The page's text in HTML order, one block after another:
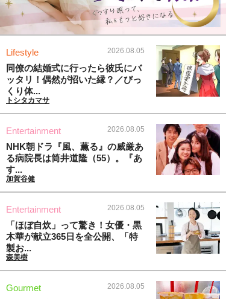
Lifestyle 2026.08.05
同僚の結婚式に行ったら彼氏にバ
ッタリ！偶然が招いた縁？／びっ
くり体...
トシタカマサ
Entertainment 2026.08.05
NHK朝ドラ『風、薫る』の威厳あ
る病院長は筒井道隆（55）。『あ
す...
加賀谷健
Entertainment 2026.08.05
「ほぼ自炊」って驚き！女優・黒
木華が献立365日を全公開、「特
製お...
森美樹
Gourmet 2026.08.05